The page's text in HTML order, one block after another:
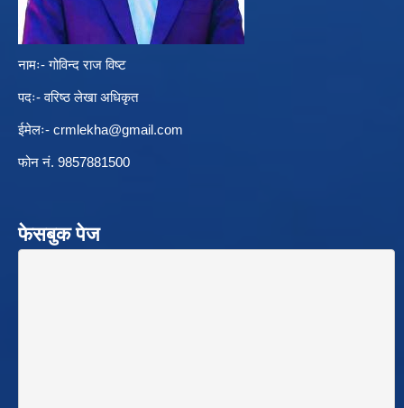
नामः- गोविन्द राज विष्ट
पदः- वरिष्ठ लेखा अधिकृत
ईमेलः- crmlekha@gmail.com
फोन नं. 9857881500
फेसबुक पेज